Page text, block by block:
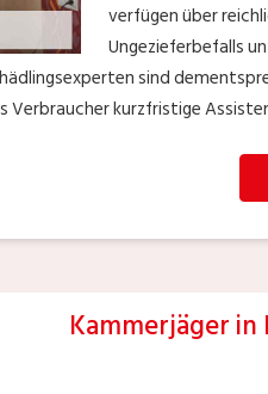
verfügen über
Ungezieferbefalls
sind
kurzfristige
Kammerjäger